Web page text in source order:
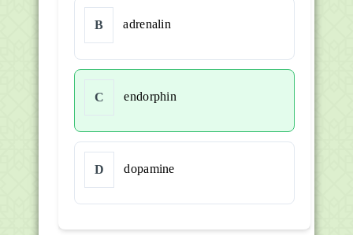
B adrenalin
C endorphin
D dopamine